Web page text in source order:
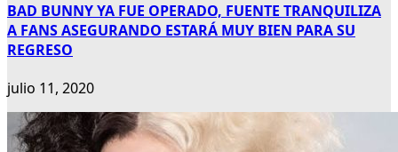
BAD BUNNY YA FUE OPERADO, FUENTE TRANQUILIZA
A FANS ASEGURANDO ESTARÁ MUY BIEN PARA SU
REGRESO
julio 11, 2020